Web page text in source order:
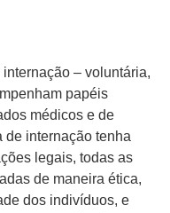
– voluntária,
papéis
médicos e de
de internação tenha
legais, todas as
de maneira ética,
dos indivíduos, e